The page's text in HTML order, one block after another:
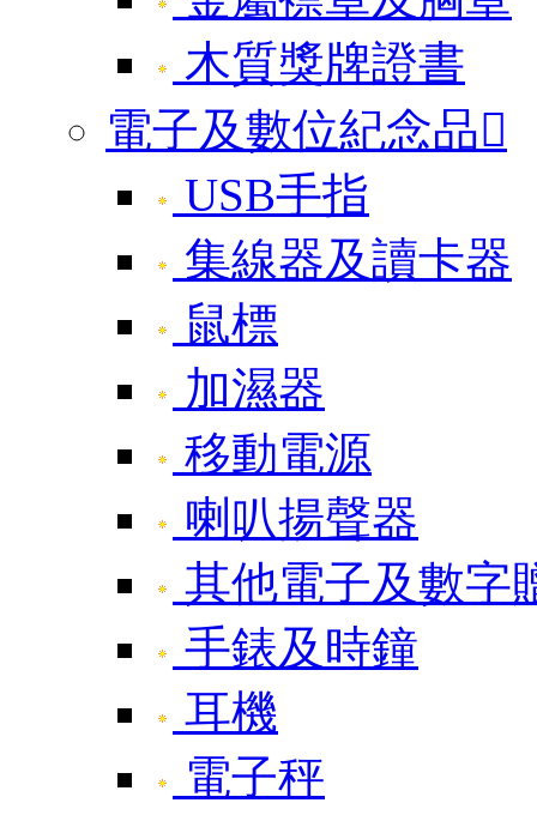
木質獎牌證書
電子及數位紀念品
USB手指
集線器及讀卡器
鼠標
加濕器
移動電源
喇叭揚聲器
其他電子及數字
手錶及時鐘
耳機
電子秤